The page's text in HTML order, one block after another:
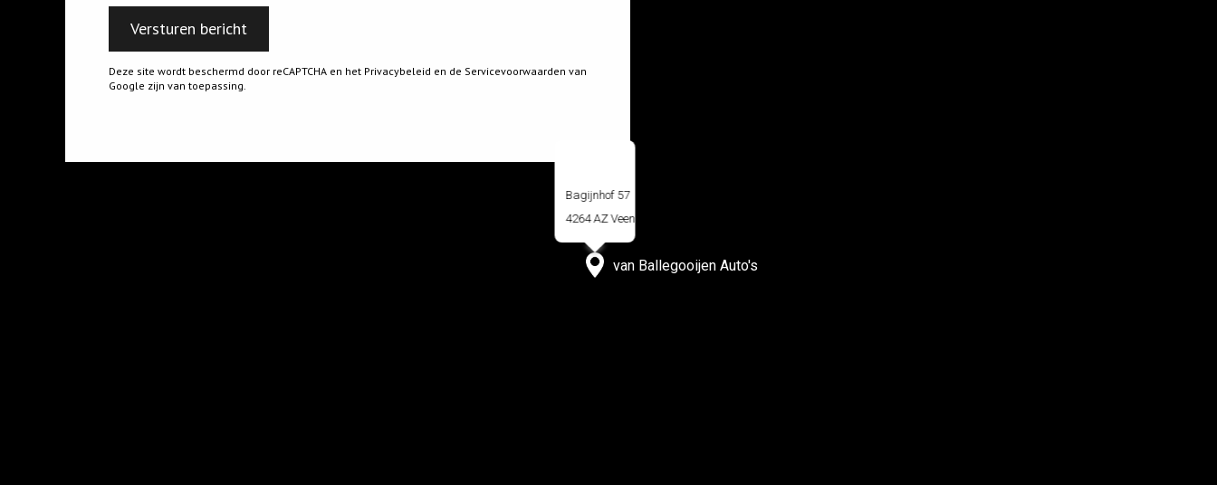
Versturen bericht
Deze site wordt beschermd door reCAPTCHA en het Privacybeleid en de Servicevoorwaarden van
Google zijn van toepassing.
van Ballegooijen Auto's
Bagijnhof 57
4264 AZ Veen